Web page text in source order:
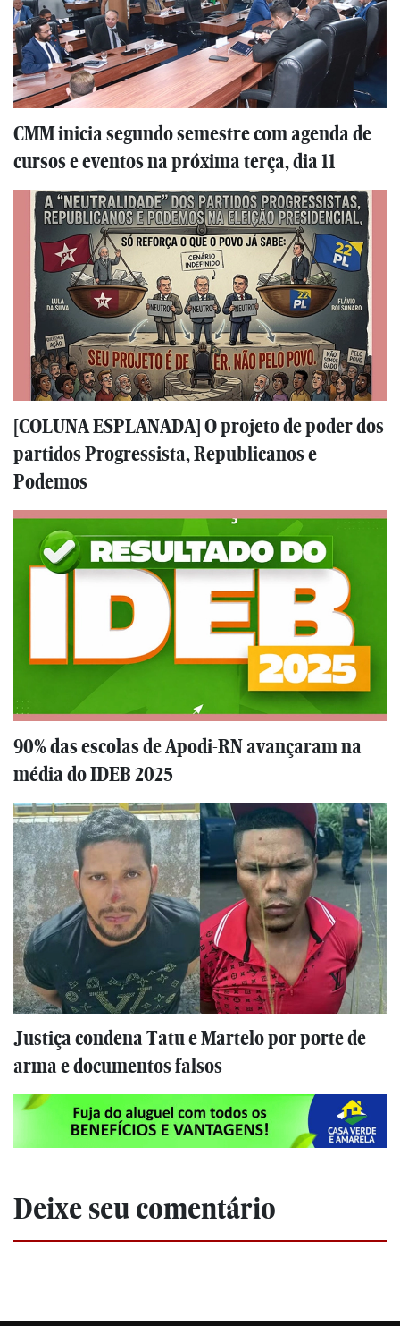
CMM inicia segundo semestre com agenda de
cursos e eventos na próxima terça, dia 11
[COLUNA ESPLANADA] O projeto de poder dos
partidos Progressista, Republicanos e
Podemos
90% das escolas de Apodi-RN avançaram na
média do IDEB 2025
Justiça condena Tatu e Martelo por porte de
arma e documentos falsos
Deixe seu comentário